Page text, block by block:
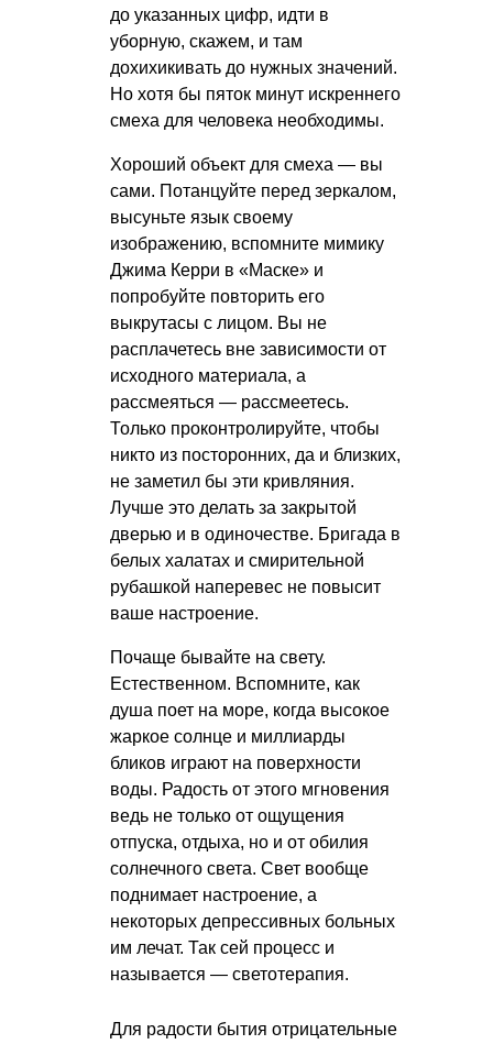
до указанных цифр, идти в
уборную, скажем, и там
дохихикивать до нужных значений.
Но хотя бы пяток минут искреннего
смеха для человека необходимы.
Хороший объект для смеха — вы
сами. Потанцуйте перед зеркалом,
высуньте язык своему
изображению, вспомните мимику
Джима Керри в «Маске» и
попробуйте повторить его
выкрутасы с лицом. Вы не
расплачетесь вне зависимости от
исходного материала, а
рассмеяться — рассмеетесь.
Только проконтролируйте, чтобы
никто из посторонних, да и близких,
не заметил бы эти кривляния.
Лучше это делать за закрытой
дверью и в одиночестве. Бригада в
белых халатах и смирительной
рубашкой наперевес не повысит
ваше настроение.
Почаще бывайте на свету.
Естественном. Вспомните, как
душа поет на море, когда высокое
жаркое солнце и миллиарды
бликов играют на поверхности
воды. Радость от этого мгновения
ведь не только от ощущения
отпуска, отдыха, но и от обилия
солнечного света. Свет вообще
поднимает настроение, а
некоторых депрессивных больных
им лечат. Так сей процесс и
называется — светотерапия.
Для радости бытия отрицательные